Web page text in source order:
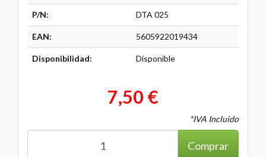
P/N: DTA 025
EAN: 5605922019434
Disponibilidad: Disponible
7,50 €
*IVA Incluido
Comprar